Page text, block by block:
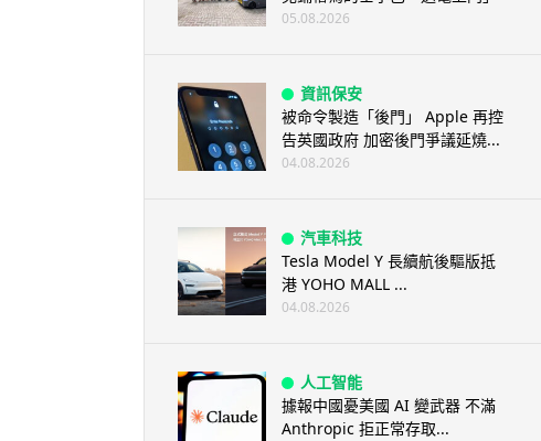
05.08.2026
資訊保安
被命令製造「後門」 Apple 再控
告英國政府 加密後門爭議延燒...
04.08.2026
汽車科技
Tesla Model Y 長續航後驅版抵
港 YOHO MALL ...
04.08.2026
人工智能
據報中國憂美國 AI 變武器 不滿
Anthropic 拒正常存取...